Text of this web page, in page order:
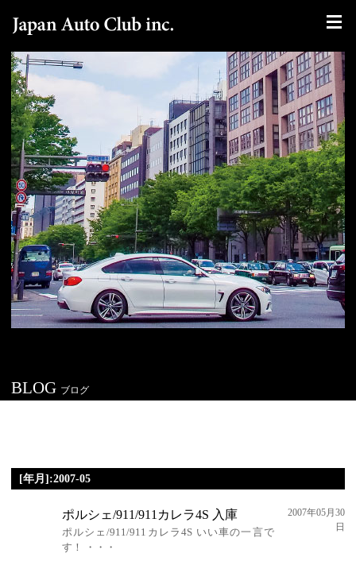
BLOG ブログ
[年月]:2007-05
ポルシェ/911/911カレラ4S 入庫
ポルシェ/911/911カレラ4S いい車の一言で
す！ ・・・
2007年05月30
日